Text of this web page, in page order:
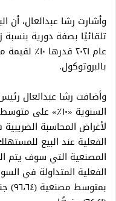
وأشارت رشا عبدالعال، أن
تلقائيًا بصفة دورية
عام ٢٠٢١
بالبروتوكول.
وأضافت رشا عبدالعال
السنوية «١٠٪»
لأغراض المحاسبة
الفعلية عند البيع
المصنعية التي سوف يتم